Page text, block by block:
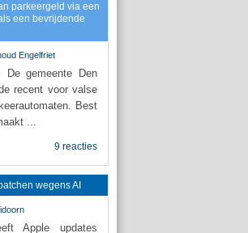
parkeergeld via een
een bevrijdende
Engelfriet
De gemeente Den
recent voor valse
Best
...
9 reacties
wegens AI
Apple updates